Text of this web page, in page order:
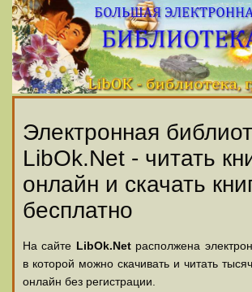
Электронная
LibOk.Net - читать
онлайн и скачать
бесплатно
На сайте LibOk.Netрасполжена
в которой можно скачивать и читать
онлайн без регистрации.